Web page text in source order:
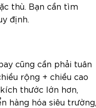
thù. Bạn cần tìm
định.
cũng cần phải tuân
rộng + chiều cao
thước lớn hơn,
hàng hóa siêu trường,